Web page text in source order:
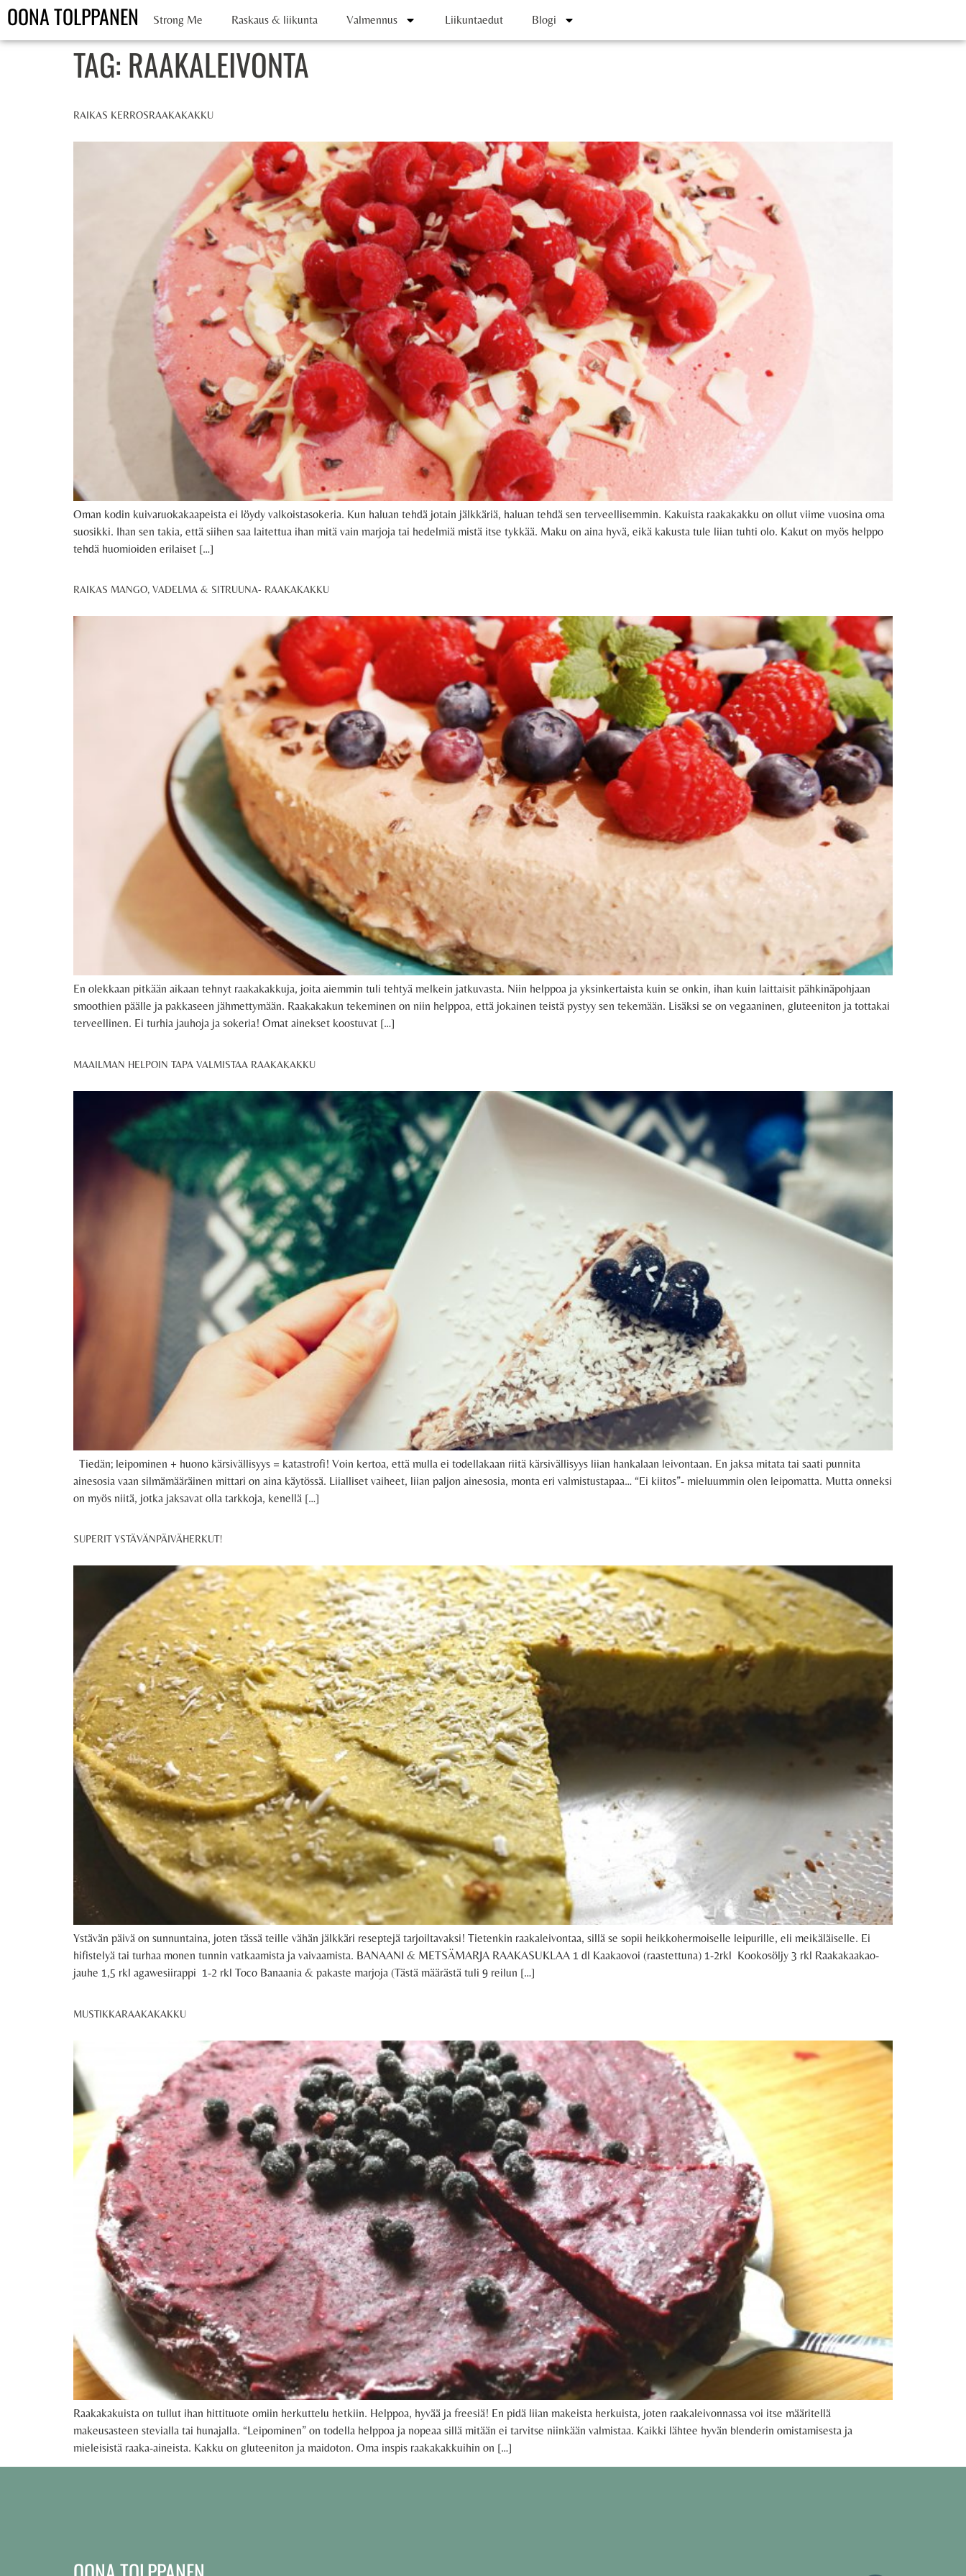
OONA TOLPPANEN Strong Me Raskaus & liikunta Valmennus Liikuntaedut Blogi
TAG: RAAKALEIVONTA
RAIKAS KERROSRAAKAKAKKU
Oman kodin kuivaruokakaapeista ei löydy valkoistasokeria. Kun haluan tehdä jotain jälkkäriä, haluan tehdä sen terveellisemmin. Kakuista raakakakku on ollut viime vuosina oma
suosikki. Ihan sen takia, että siihen saa laitettua ihan mitä vain marjoja tai hedelmiä mistä itse tykkää. Maku on aina hyvä, eikä kakusta tule liian tuhti olo. Kakut on myös helppo
tehdä huomioiden erilaiset […]
RAIKAS MANGO, VADELMA & SITRUUNA- RAAKAKAKKU
En olekkaan pitkään aikaan tehnyt raakakakkuja, joita aiemmin tuli tehtyä melkein jatkuvasta. Niin helppoa ja yksinkertaista kuin se onkin, ihan kuin laittaisit pähkinäpohjaan
smoothien päälle ja pakkaseen jähmettymään. Raakakakun tekeminen on niin helppoa, että jokainen teistä pystyy sen tekemään. Lisäksi se on vegaaninen, gluteeniton ja tottakai
terveellinen. Ei turhia jauhoja ja sokeria! Omat ainekset koostuvat […]
MAAILMAN HELPOIN TAPA VALMISTAA RAAKAKAKKU
Tiedän; leipominen + huono kärsivällisyys = katastrofi! Voin kertoa, että mulla ei todellakaan riitä kärsivällisyys liian hankalaan leivontaan. En jaksa mitata tai saati punnita
ainesosia vaan silmämääräinen mittari on aina käytössä. Liialliset vaiheet, liian paljon ainesosia, monta eri valmistustapaa… “Ei kiitos”- mieluummin olen leipomatta. Mutta onneksi
on myös niitä, jotka jaksavat olla tarkkoja, kenellä […]
SUPERIT YSTÄVÄNPÄIVÄHERKUT!
Ystävän päivä on sunnuntaina, joten tässä teille vähän jälkkäri reseptejä tarjoiltavaksi! Tietenkin raakaleivontaa, sillä se sopii heikkohermoiselle leipurille, eli meikäläiselle. Ei
hifistelyä tai turhaa monen tunnin vatkaamista ja vaivaamista. BANAANI & METSÄMARJA RAAKASUKLAA 1 dl Kaakaovoi (raastettuna) 1-2rkl Kookosöljy 3 rkl Raakakaakao-
jauhe 1,5 rkl agawesiirappi 1-2 rkl Toco Banaania & pakaste marjoja (Tästä määrästä tuli 9 reilun […]
MUSTIKKARAAKAKAKKU
Raakakakuista on tullut ihan hittituote omiin herkuttelu hetkiin. Helppoa, hyvää ja freesiä! En pidä liian makeista herkuista, joten raakaleivonnassa voi itse määritellä
makeusasteen stevialla tai hunajalla. “Leipominen” on todella helppoa ja nopeaa sillä mitään ei tarvitse niinkään valmistaa. Kaikki lähtee hyvän blenderin omistamisesta ja
mieleisistä raaka-aineista. Kakku on gluteeniton ja maidoton. Oma inspis raakakakkuihin on […]